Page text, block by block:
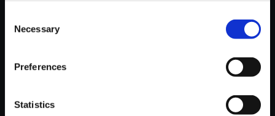
Selection
Necessary
Preferences
Statistics
おすすめ商品